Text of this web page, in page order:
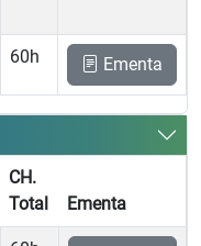
60h Ementa
CH.
Total
Ementa